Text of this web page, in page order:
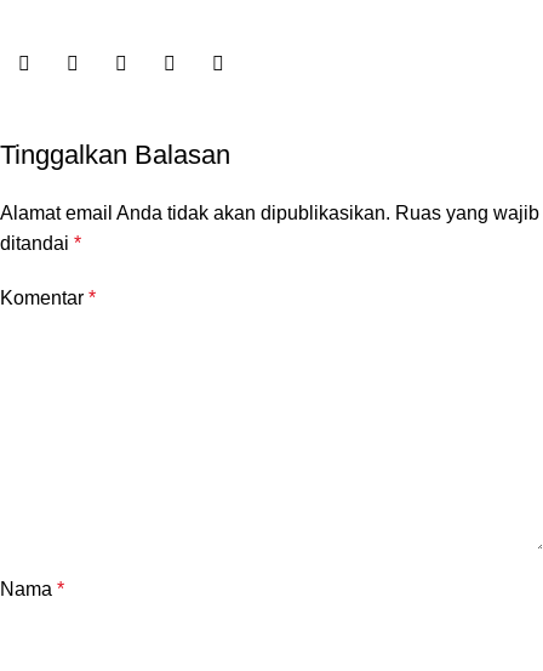
Tinggalkan Balasan
Alamat email Anda tidak akan dipublikasikan. Ruas yang wajib
ditandai *
Komentar *
Nama *